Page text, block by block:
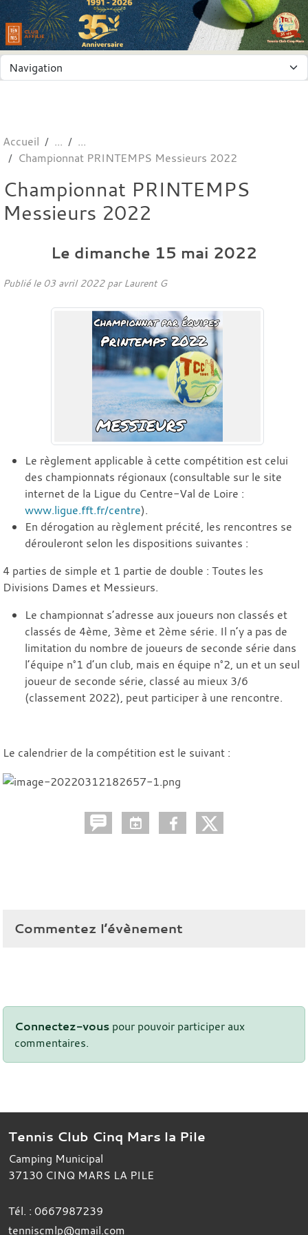
Accueil
Championnat PRINTEMPS Messieurs 2022
Championnat PRINTEMPS
Messieurs 2022
Le dimanche 15 mai 2022
Publié le 03 avril 2022par Laurent G
Le règlement applicable à cette compétition est celui
des championnats régionaux (consultable sur le site
internet de la Ligue du Centre-Val de Loire :
www.ligue.fft.fr/centre).
En dérogation au règlement précité, les rencontres se
dérouleront selon les dispositions suivantes :
4 parties de simple et 1 partie de double : Toutes les
Divisions Dames et Messieurs.
Le championnat s’adresse aux joueurs non classés et
classés de 4ème, 3ème et 2ème série. Il n’y a pas de
limitation du nombre de joueurs de seconde série dans
l’équipe n°1 d’un club, mais en équipe n°2, un et un seul
joueur de seconde série, classé au mieux 3/6
(classement 2022), peut participer à une rencontre.
Le calendrier de la compétition est le suivant :
Commentez l’évènement
Connectez-vous pour pouvoir participer aux
commentaires.
Tennis Club Cinq Mars la Pile
Camping Municipal
37130 CINQ MARS LA PILE
Tél. : 0667987239
tenniscmlp@gmail.com
Panneau de gestion des cookies